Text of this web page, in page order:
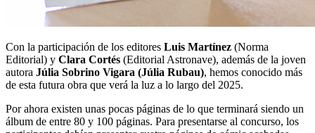
Con la participación de los editores Luis Martínez (Norma
Editorial) y Clara Cortés (Editorial Astronave), además de la joven
autora Júlia Sobrino Vigara (Júlia Rubau), hemos conocido más
de esta futura obra que verá la luz a lo largo del 2025.
Por ahora existen unas pocas páginas de lo que terminará siendo un
álbum de entre 80 y 100 páginas. Para presentarse al concurso, los